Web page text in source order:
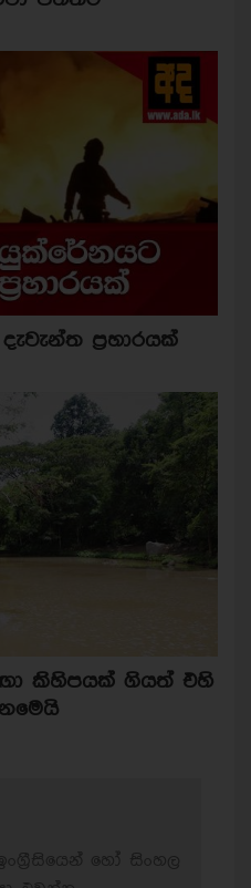
ප්‍රහාරයක්
කිහිපයක් ගියත් එහි